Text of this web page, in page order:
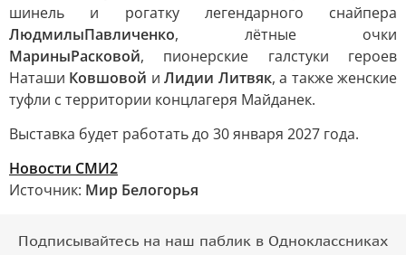
шинель и рогатку легендарного снайпера
ЛюдмилыПавличенко, лётные очки
МариныРасковой, пионерские галстуки героев
Наташи Ковшовой иЛидии Литвяк, а также женские
туфли с территории концлагеря Майданек.
Выставка будет работать до 30 января 2027 года.
Новости СМИ2
Источник: Мир Белогорья
Подписывайтесь на наш паблик в Одноклассниках